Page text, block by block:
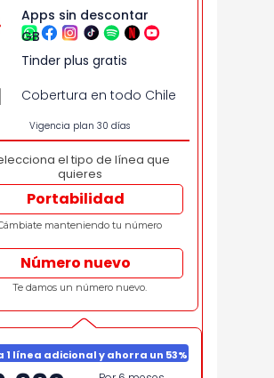
1 línea adicional y ahorra un 53%
Portabilidad
Apps sin descontar
GB
Tinder plus gratis
Vigencia plan 30 días
manteniendo tu número
Número nuevo
Te damos un número nuevo.
el tipo de línea que
quieres
Cobertura en todo Chile